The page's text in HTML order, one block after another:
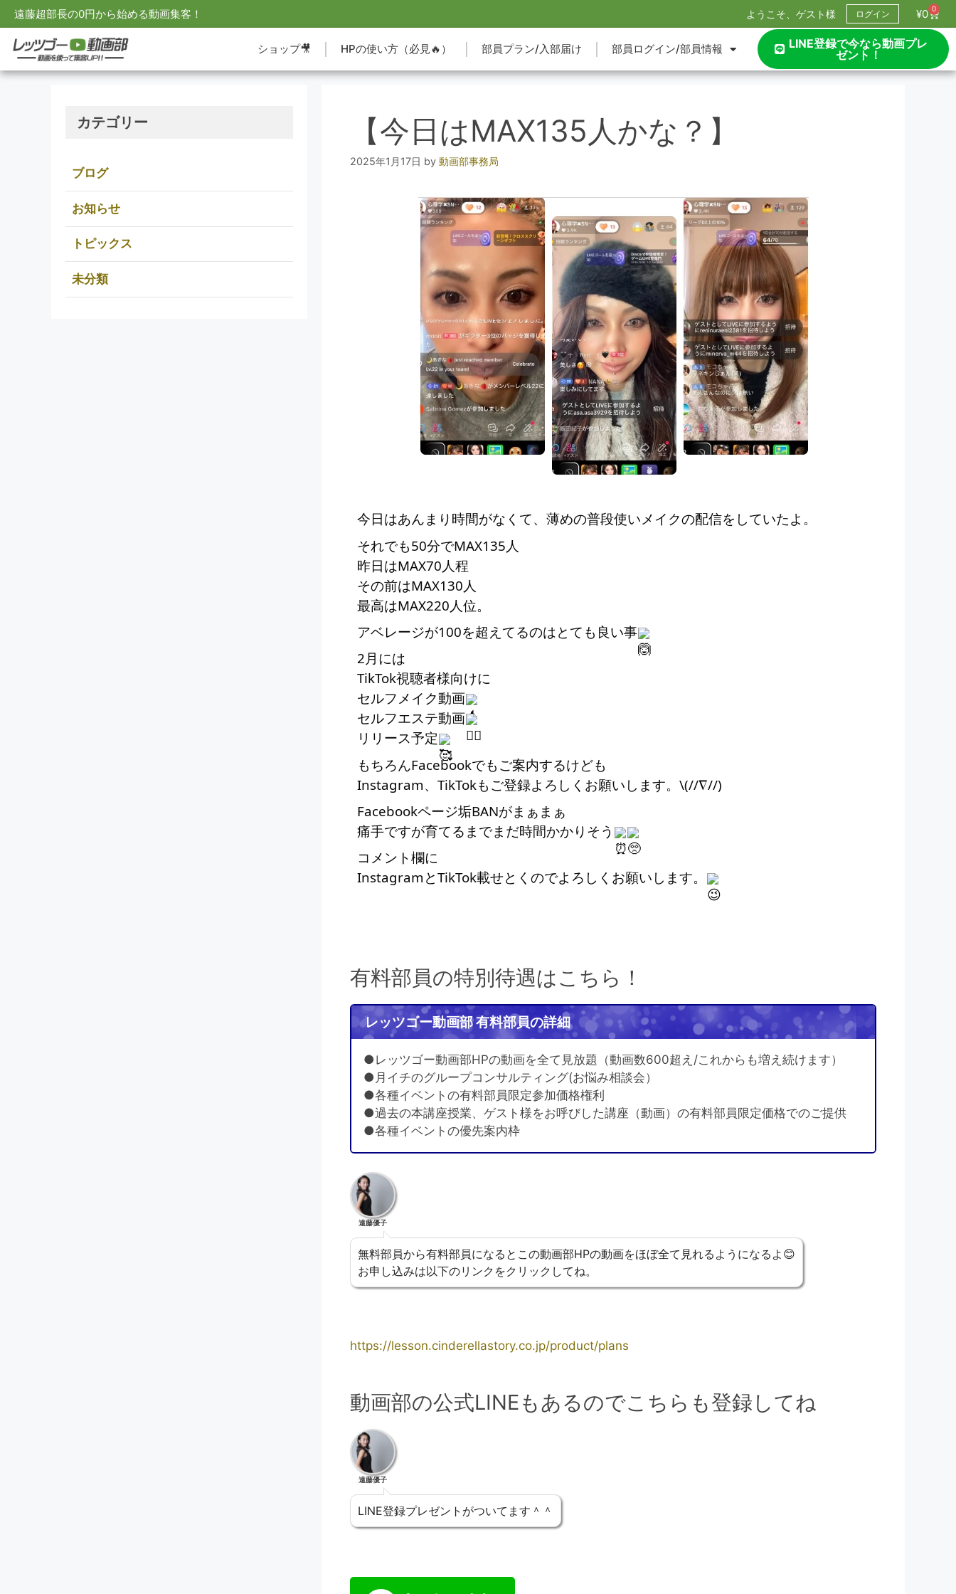
遠藤超部長の0円から始める動画集客！ ようこそ、ゲスト様 ログイン ¥0 0
ショップ🎥 HPの使い方（必見🔥） 部員プラン/入部届け 部員ログイン/部員情報
LINE登録で今なら動画プレ
ゼント！
【今日はMAX135人かな？】
2025年1月17日 by 動画部事務局
今日はあんまり時間がなくて、薄めの普段使いメイクの配信をしていたよ。
それでも50分でMAX135人
昨日はMAX70人程
その前はMAX130人
最高はMAX220人位。
アベレージが100を超えてるのはとても良い事
2月には
TikTok視聴者様向けに
セルフメイク動画
セルフエステ動画
リリース予定
もちろんFacebookでもご案内するけども
Instagram、TikTokもご登録よろしくお願いします。\(//∇//)
Facebookページ垢BANがまぁまぁ
痛手ですが育てるまでまだ時間かかりそう
コメント欄に
InstagramとTikTok載せとくのでよろしくお願いします。
有料部員の特別待遇はこちら！
レッツゴー動画部 有料部員の詳細
●レッツゴー動画部HPの動画を全て見放題（動画数600超え/これからも増え続けます）
●月イチのグループコンサルティング(お悩み相談会）
●各種イベントの有料部員限定参加価格権利
●過去の本講座授業、ゲスト様をお呼びした講座（動画）の有料部員限定価格でのご提供
●各種イベントの優先案内枠
遠藤優子
無料部員から有料部員になるとこの動画部HPの動画をほぼ全て見れるようになるよ😊
お申し込みは以下のリンクをクリックしてね。
https://lesson.cinderellastory.co.jp/product/plans
動画部の公式LINEもあるのでこちらも登録してね
遠藤優子
LINE登録プレゼントがついてます＾＾
カテゴリー
ブログ
お知らせ
トピックス
未分類